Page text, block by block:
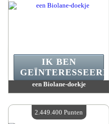
een Biolane-doekje
Beschikbare hoeveelheid :4
IK BEN
GEÏNTERESSEERD.
2.449.400 Punten